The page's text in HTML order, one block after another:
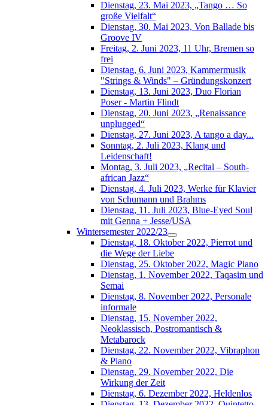
Dienstag, 23. Mai 2023, „Tango … So
große Vielfalt“
Dienstag, 30. Mai 2023, Von Ballade bis
Groove IV
Freitag, 2. Juni 2023, 11 Uhr, Bremen so
frei
Dienstag, 6. Juni 2023, Kammermusik
"Strings & Winds" – Gründungskonzert
Dienstag, 13. Juni 2023, Duo Florian
Poser - Martin Flindt
Dienstag, 20. Juni 2023, „Renaissance
unplugged“
Dienstag, 27. Juni 2023, A tango a day...
Sonntag, 2. Juli 2023, Klang und
Leidenschaft!
Montag, 3. Juli 2023, „Recital – South-
african Jazz“
Dienstag, 4. Juli 2023, Werke für Klavier
von Schumann und Brahms
Dienstag, 11. Juli 2023, Blue-Eyed Soul
mit Genna + Jesse/USA
Wintersemester 2022/23
Dienstag, 18. Oktober 2022, Pierrot und
die Wege der Liebe
Dienstag, 25. Oktober 2022, Magic Piano
Dienstag, 1. November 2022, Taqasim und
Semai
Dienstag, 8. November 2022, Personale
informale
Dienstag, 15. November 2022,
Neoklassisch, Postromantisch &
Metabarock
Dienstag, 22. November 2022, Vibraphon
& Piano
Dienstag, 29. November 2022, Die
Wirkung der Zeit
Dienstag, 6. Dezember 2022, Heldenlos